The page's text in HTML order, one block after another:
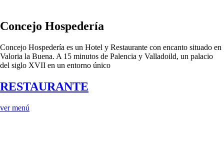
Concejo Hospedería
Concejo Hospedería es un Hotel y Restaurante con encanto situado en
Valoria la Buena. A 15 minutos de Palencia y Valladoild, un palacio
del siglo XVII en un entorno único
RESTAURANTE
ver menú